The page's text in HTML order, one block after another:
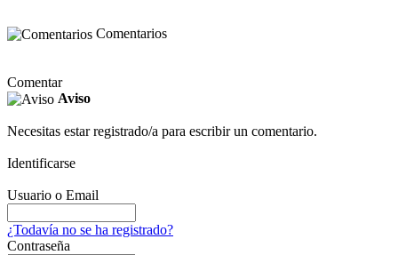
Comentarios
Comentar
Aviso
Necesitas estar registrado/a para escribir un comentario.
Identificarse
Usuario o Email
¿Todavía no se ha registrado?
Contraseña